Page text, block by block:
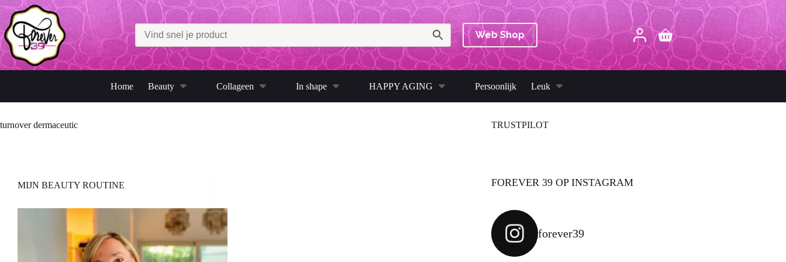
Ga
naar
de
inhoud
Web Shop Winkelwagen
Home Beauty Collageen In shape HAPPY AGING Persoonlijk Leuk
turnover dermaceutic
MIJN BEAUTY ROUTINE
TRUSTPILOT
FOREVER 39 OP INSTAGRAM
forever39